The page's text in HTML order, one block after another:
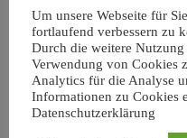
Um unsere Webseite für
fortlaufend verbessern zu
Durch die weitere Nutzung
Verwendung von Cookies
Analytics für die Analyse
Informationen zu Cookies
Datenschutzerklärung